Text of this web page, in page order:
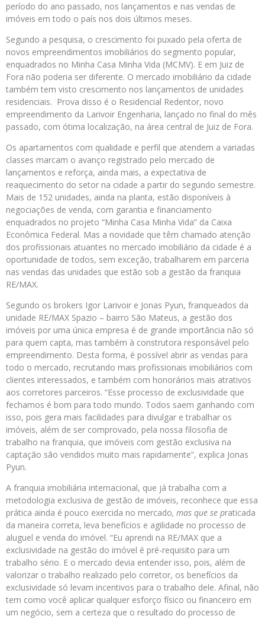
período do ano passado, nos lançamentos e nas vendas de
imóveis em todo o país nos dois últimos meses.
Segundo a pesquisa, o crescimento foi puxado pela oferta de
novos empreendimentos imobiliários do segmento popular,
enquadrados no Minha Casa Minha Vida (MCMV). E em Juiz de
Fora não poderia ser diferente. O mercado imobiliário da cidade
também tem visto crescimento nos lançamentos de unidades
residenciais. Prova disso é o Residencial Redentor, novo
empreendimento da Larivoir Engenharia, lançado no final do mês
passado, com ótima localização, na área central de Juiz de Fora.
Os apartamentos com qualidade e perfil que atendem a variadas
classes marcam o avanço registrado pelo mercado de
lançamentos e reforça, ainda mais, a expectativa de
reaquecimento do setor na cidade a partir do segundo semestre.
Mais de 152 unidades, ainda na planta, estão disponíveis à
negociações de venda, com garantia e financiamento
enquadrados no projeto “Minha Casa Minha Vida” da Caixa
Econômica Federal. Mas a novidade que têm chamado atenção
dos profissionais atuantes no mercado imobiliário da cidade é a
oportunidade de todos, sem exceção, trabalharem em parceria
nas vendas das unidades que estão sob a gestão da franquia
RE/MAX.
Segundo os brokers Igor Larivoir e Jonas Pyun, franqueados da
unidade RE/MAX Spazio – bairro São Mateus, a gestão dos
imóveis por uma única empresa é de grande importância não só
para quem capta, mas também à construtora responsável pelo
empreendimento. Desta forma, é possível abrir as vendas para
todo o mercado, recrutando mais profissionais imobiliários com
clientes interessados, e também com honorários mais atrativos
aos corretores parceiros. “Esse processo de exclusividade que
fechamos é bom para todo mundo. Todos saem ganhando com
isso, pois gera mais facilidades para divulgar e trabalhar os
imóveis, além de ser comprovado, pela nossa filosofia de
trabalho na franquia, que imóveis com gestão exclusiva na
captação são vendidos muito mais rapidamente”, explica Jonas
Pyun.
A franquia imobiliária internacional, que já trabalha com a
metodologia exclusiva de gestão de imóveis, reconhece que essa
prática ainda é pouco exercida no mercado, mas que se praticada
da maneira correta, leva benefícios e agilidade no processo de
aluguel e venda do imóvel. “Eu aprendi na RE/MAX que a
exclusividade na gestão do imóvel é pré-requisito para um
trabalho sério. E o mercado devia entender isso, pois, além de
valorizar o trabalho realizado pelo corretor, os benefícios da
exclusividade só levam incentivos para o trabalho dele. Afinal, não
tem como você aplicar qualquer esforço físico ou financeiro em
um negócio, sem a certeza que o resultado do processo de